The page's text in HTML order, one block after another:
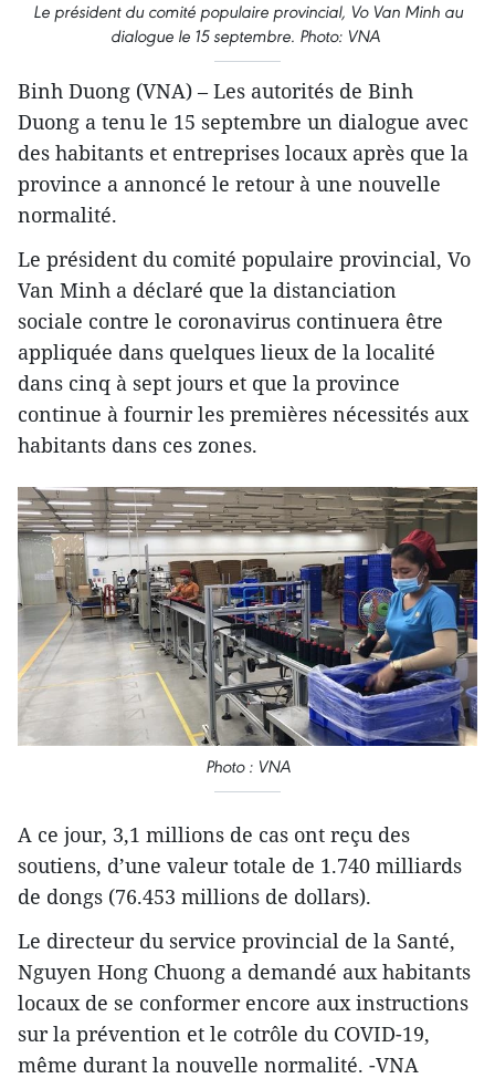
Le président du comité populaire provincial, Vo Van Minh au
dialogue le 15 septembre. Photo: VNA
Binh Duong (VNA) – Les autorités de Binh
Duong a tenu le 15 septembre un dialogue avec
des habitants et entreprises locaux après que la
province a annoncé le retour à une nouvelle
normalité.
Le président du comité populaire provincial, Vo
Van Minh a déclaré que la distanciation
sociale contre le coronavirus continuera être
appliquée dans quelques lieux de la localité
dans cinq à sept jours et que la province
continue à fournir les premières nécessités aux
habitants dans ces zones.
Photo : VNA
A ce jour, 3,1 millions de cas ont reçu des
soutiens, d’une valeur totale de 1.740 milliards
de dongs (76.453 millions de dollars).
Le directeur du service provincial de la Santé,
Nguyen Hong Chuong a demandé aux habitants
locaux de se conformer encore aux instructions
sur la prévention et le cotrôle du COVID-19,
même durant la nouvelle normalité. -VNA